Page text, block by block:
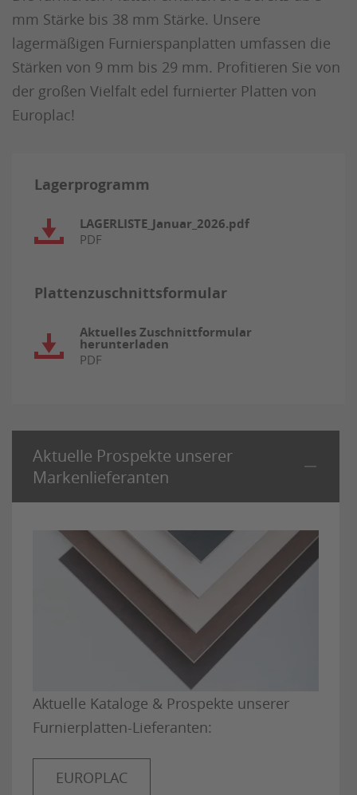
mm Stärke bis 38 mm Stärke. Unsere
lagermäßigen Furnierspanplatten umfassen die
Stärken von 9 mm bis 29 mm. Profitieren Sie von
der großen Vielfalt edel furnierter Platten von
Europlac!
Lagerprogramm
LAGERLISTE_Januar_2026.pdf
PDF
Plattenzuschnittsformular
Aktuelles Zuschnittformular
herunterladen
PDF
Aktuelle Prospekte unserer
Markenlieferanten
Aktuelle Kataloge & Prospekte unserer
Furnierplatten-Lieferanten:
EUROPLAC